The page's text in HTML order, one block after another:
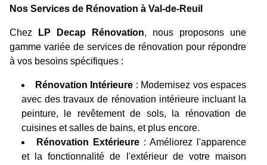
Nos Services de Rénovation à Val-de-Reuil
Chez LP Decap Rénovation, nous proposons une
gamme variée de services de rénovation pour répondre
à vos besoins spécifiques :
Rénovation Intérieure : Modernisez vos espaces
avec des travaux de rénovation intérieure incluant la
peinture, le revêtement de sols, la rénovation de
cuisines et salles de bains, et plus encore.
Rénovation Extérieure : Améliorez l'apparence
et la fonctionnalité de l'extérieur de votre maison